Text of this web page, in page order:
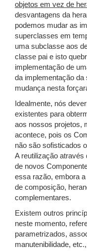
objetos em vez de
desvantagens da
podemos mudar as
superclasses em
uma subclasse aos
classe pai e isto
implementação de
da implementação da
mudança nesta
Idealmente, nós
existentes para
aos nossos projetos,
acontece, pois os
não são sofisticados
A reutilização através
de novos
essa razão, embora
de composição,
complementares.
Existem outros
neste momento,
parametrizados,
manutenibilidade,